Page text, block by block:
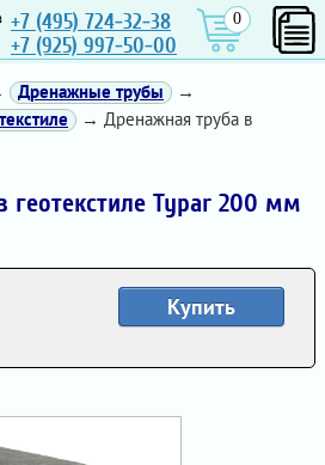
+7 (495) 724-32-38
+7 (925) 997-50-00
0
Дренажные трубы
→
→ Дренажная труба в
геотекстиле Typar 200 мм
Купить